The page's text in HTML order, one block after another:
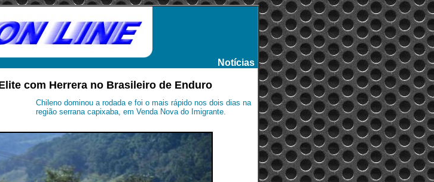
Notícias
com Herrera no Brasileiro de Enduro
Chileno dominou a rodada e foi o mais rápido nos dois dias na
região serrana capixaba, em Venda Nova do Imigrante.